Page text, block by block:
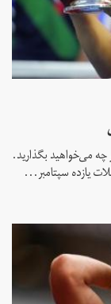
می‌خواهید بگذارید.
یازده سپتامبر...